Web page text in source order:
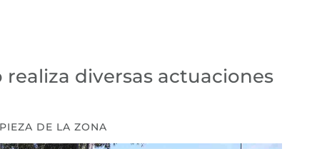
diversas actuaciones
DE LA ZONA